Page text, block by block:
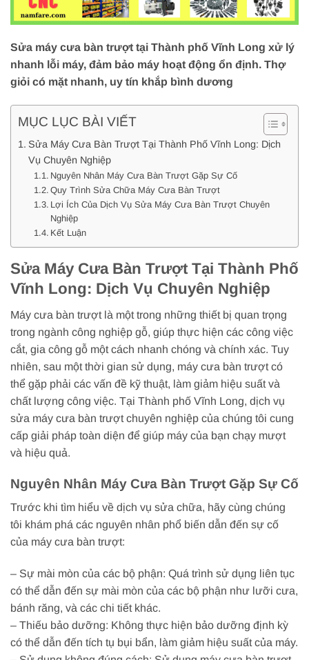
Sửa máy cưa bàn trượt tại Thành phố Vĩnh Long xử lý
nhanh lỗi máy, đảm bảo máy hoạt động ổn định. Thợ
giỏi có mặt nhanh, uy tín khắp bình dương
MỤC LỤC BÀI VIẾT
Sửa Máy Cưa Bàn Trượt Tại Thành Phố Vĩnh Long: Dịch
Vụ Chuyên Nghiệp
Nguyên Nhân Máy Cưa Bàn Trượt Gặp Sự Cố
Quy Trình Sửa Chữa Máy Cưa Bàn Trượt
Lợi Ích Của Dịch Vụ Sửa Máy Cưa Bàn Trượt Chuyên
Nghiệp
Kết Luận
Sửa Máy Cưa Bàn Trượt Tại Thành Phố
Vĩnh Long: Dịch Vụ Chuyên Nghiệp
Máy cưa bàn trượt là một trong những thiết bị quan trọng
trong ngành công nghiệp gỗ, giúp thực hiện các công việc
cắt, gia công gỗ một cách nhanh chóng và chính xác. Tuy
nhiên, sau một thời gian sử dụng, máy cưa bàn trượt có
thể gặp phải các vấn đề kỹ thuật, làm giảm hiệu suất và
chất lượng công việc. Tại Thành phố Vĩnh Long, dịch vụ
sửa máy cưa bàn trượt chuyên nghiệp của chúng tôi cung
cấp giải pháp toàn diện để giúp máy của bạn chạy mượt
và hiệu quả.
Nguyên Nhân Máy Cưa Bàn Trượt Gặp Sự Cố
Trước khi tìm hiểu về dịch vụ sửa chữa, hãy cùng chúng
tôi khám phá các nguyên nhân phổ biến dẫn đến sự cố
của máy cưa bàn trượt:
– Sự mài mòn của các bộ phận: Quá trình sử dụng liên tục
có thể dẫn đến sự mài mòn của các bộ phận như lưỡi cưa,
bánh răng, và các chi tiết khác.
– Thiếu bảo dưỡng: Không thực hiện bảo dưỡng định kỳ
có thể dẫn đến tích tụ bụi bẩn, làm giảm hiệu suất của máy.